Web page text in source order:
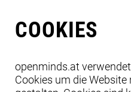
COOKIES
openminds.at
Cookies um die